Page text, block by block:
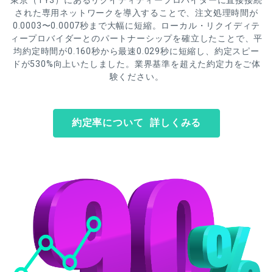
された専用ネットワークを導入することで、注文処理時間が
0.0003〜0.0007秒まで大幅に短縮。ローカル・リクイディテ
ィープロバイダーとのパートナーシップを確立したことで、平
均約定時間が0.160秒から最速0.029秒に短縮し、約定スピー
ドが530%向上いたしました。業界基準を超えた約定力をご体
験ください。
約定率について 詳しくみる